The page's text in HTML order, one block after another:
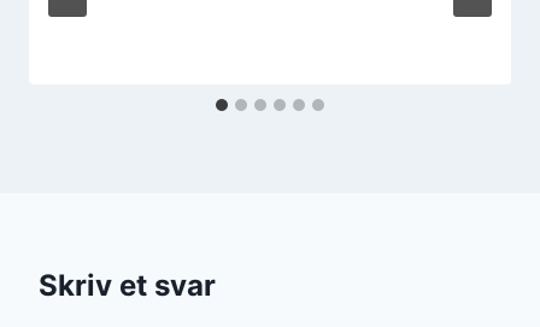
Skriv et svar